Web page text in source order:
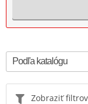
Zobraziť